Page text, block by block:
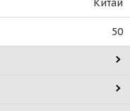
Китай
50